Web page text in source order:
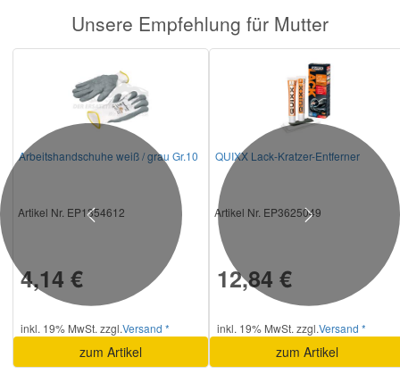
Unsere Empfehlung für Mutter
Arbeitshandschuhe weiß / grau Gr.10
Artikel Nr. EP1354612
4,14 €
inkl. 19% MwSt. zzgl.Versand *
zum Artikel
QUIXX Lack-Kratzer-Entferner
Artikel Nr. EP3625049
12,84 €
inkl. 19% MwSt. zzgl.Versand *
zum Artikel
Previous Next